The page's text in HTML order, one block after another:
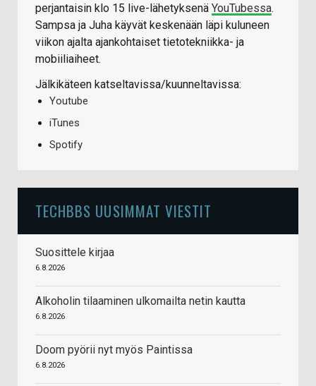
perjantaisin klo 15 live-lähetyksenä YouTubessa.
Sampsa ja Juha käyvät keskenään läpi kuluneen
viikon ajalta ajankohtaiset tietotekniikka- ja
mobiiliaiheet.
Jälkikäteen katseltavissa/kuunneltavissa:
Youtube
iTunes
Spotify
TECHBBS UUSIMMAT VIESTIT
Suosittele kirjaa
6.8.2026
Alkoholin tilaaminen ulkomailta netin kautta
6.8.2026
Doom pyörii nyt myös Paintissa
6.8.2026